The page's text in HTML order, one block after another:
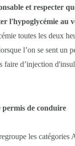
et respecter
l'hypoglycémie au
toutes les deux
l’on se sent un
faire d’injection
permis de conduire
les catégories